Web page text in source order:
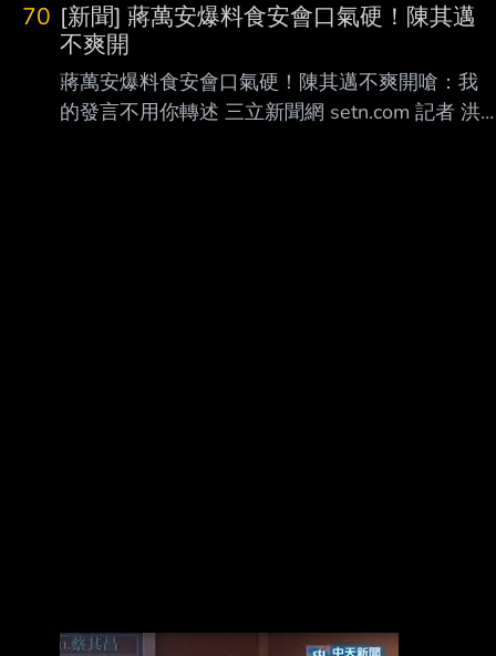
70 [新聞] 蔣萬安爆料食安會口氣硬！陳其邁
不爽開
蔣萬安爆料食安會口氣硬！陳其邁不爽開嗆：我
的發言不用你轉述 三立新聞網 setn.com 記者 洪